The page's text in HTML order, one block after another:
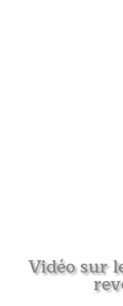
Vidéo sur